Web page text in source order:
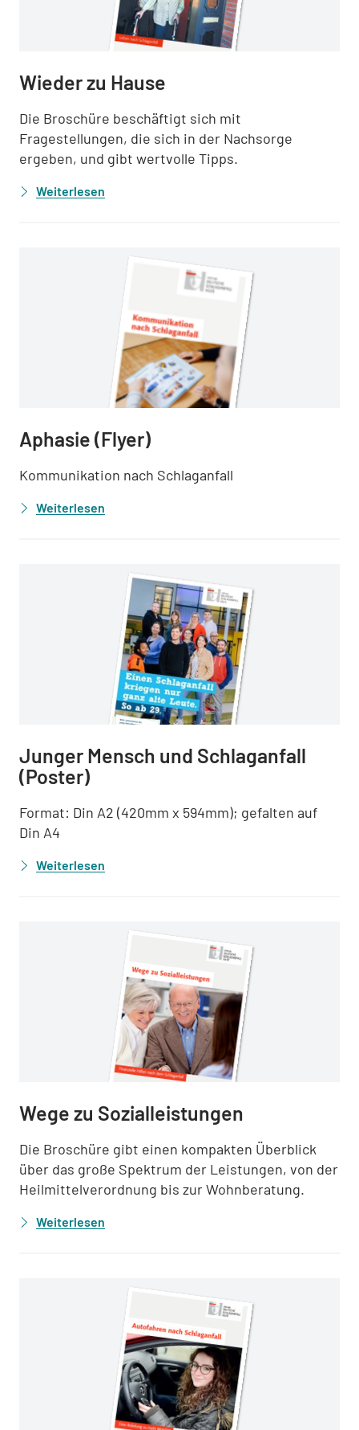
Wieder zu Hause
Die Broschüre beschäftigt sich mit
Fragestellungen, die sich in der Nachsorge
ergeben, und gibt wertvolle Tipps.
Weiterlesen
Aphasie (Flyer)
Kommunikation nach Schlaganfall
Weiterlesen
Junger Mensch und Schlaganfall
(Poster)
Format: Din A2 (420mm x 594mm); gefalten auf
Din A4
Weiterlesen
Wege zu Sozialleistungen
Die Broschüre gibt einen kompakten Überblick
über das große Spektrum der Leistungen, von der
Heilmittelverordnung bis zur Wohnberatung.
Weiterlesen